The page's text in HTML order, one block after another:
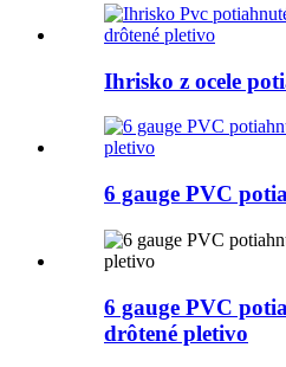
Ihrisko z ocele
6 gauge PVC
6 gauge PVC
drôtené pletivo